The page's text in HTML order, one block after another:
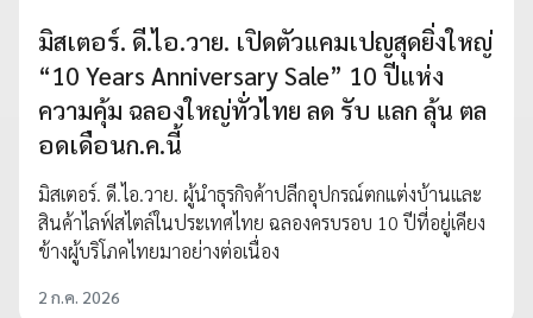
มิสเตอร์. ดี.ไอ.วาย. เปิดตัวแคมเปญสุดยิ่งใหญ่
“10 Years Anniversary Sale” 10 ปีแห่ง
ความคุ้ม ฉลองใหญ่ทั่วไทย ลด รับ แลก ลุ้น ตล
อดเดือนก.ค.นี้
มิสเตอร์. ดี.ไอ.วาย. ผู้นำธุรกิจค้าปลีกอุปกรณ์ตกแต่งบ้านและ
สินค้าไลฟ์สไตล์ในประเทศไทย ฉลองครบรอบ 10 ปีที่อยู่เคียง
ข้างผู้บริโภคไทยมาอย่างต่อเนื่อง
2 ก.ค. 2026